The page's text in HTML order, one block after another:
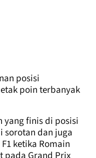
posisi
poin terbanyak
yang finis di posisi
sorotan dan juga
ketika Romain